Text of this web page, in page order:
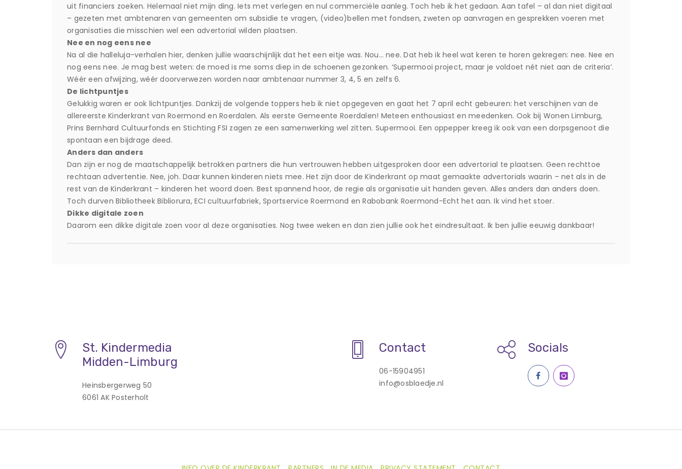
uit financiers zoeken. Helemaal niet mijn ding. Iets met verlegen en nul commerciële aanleg. Toch heb ik het gedaan. Aan tafel – al dan niet digitaal
– gezeten met ambtenaren van gemeenten om subsidie te vragen, (video)bellen met fondsen, zweten op aanvragen en gesprekken voeren met
organisaties die misschien wel een advertorial wilden plaatsen.
Nee en nog eens nee
Na al die halleluja-verhalen hier, denken jullie waarschijnlijk dat het een eitje was. Nou… nee. Dat heb ik heel wat keren te horen gekregen: nee. Nee en
nog eens nee. Je mag best weten: de moed is me soms diep in de schoenen gezonken. ‘Supermooi project, maar je voldoet nét niet aan de criteria’.
Wéér een afwijzing, wéér doorverwezen worden naar ambtenaar nummer 3, 4, 5 en zelfs 6.
De lichtpuntjes
Gelukkig waren er ook lichtpuntjes. Dankzij de volgende toppers heb ik niet opgegeven en gaat het 7 april echt gebeuren: het verschijnen van de
allereerste Kinderkrant van Roermond en Roerdalen. Als eerste Gemeente Roerdalen! Meteen enthousiast en meedenken. Ook bij Wonen Limburg,
Prins Bernhard Cultuurfonds en Stichting FSI zagen ze een samenwerking wel zitten. Supermooi. Een oppepper kreeg ik ook van een dorpsgenoot die
spontaan een bijdrage deed.
Anders dan anders
Dan zijn er nog de maatschappelijk betrokken partners die hun vertrouwen hebben uitgesproken door een advertorial te plaatsen. Geen rechttoe
rechtaan advertentie. Nee, joh. Daar kunnen kinderen niets mee. Het zijn door de Kinderkrant op maat gemaakte advertorials waarin – net als in de
rest van de Kinderkrant – kinderen het woord doen. Best spannend hoor, de regie als organisatie uit handen geven. Alles anders dan anders doen.
Toch durven Bibliotheek Bibliorura, ECI cultuurfabriek, Sportservice Roermond en Rabobank Roermond-Echt het aan. Ik vind het stoer.
Dikke digitale zoen
Daarom een dikke digitale zoen voor al deze organisaties. Nog twee weken en dan zien jullie ook het eindresultaat. Ik ben jullie eeuwig dankbaar!
St. Kindermedia
Midden-Limburg
Heinsbergerweg 50
6061 AK Posterholt
Contact
06-15904951
info@osblaedje.nl
Socials